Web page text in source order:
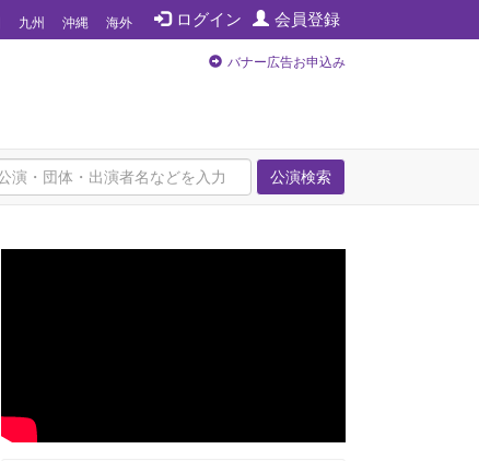
ログイン 会員登録
九州 沖縄 海外
バナー広告お申込み
公演検索